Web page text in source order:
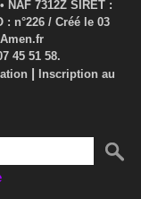
7312Z SIRET :
: n°226 / Créé le 03
45 51 58.
|
Inscription au